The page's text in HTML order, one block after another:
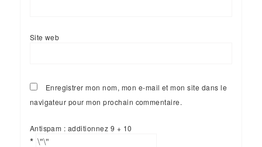
Site web
Enregistrer mon nom, mon e-mail et mon site dans le
navigateur pour mon prochain commentaire.
Antispam : additionnez 9 + 10
*